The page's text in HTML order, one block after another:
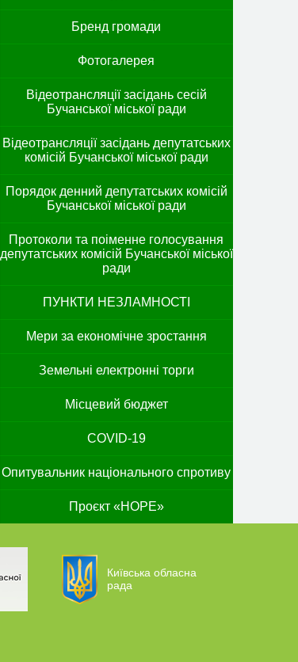
Бренд громади
Фотогалерея
Відеотрансляції засідань сесій
Бучанської міської ради
Відеотрансляції засідань депутатських
комісій Бучанської міської ради
Порядок денний депутатських комісій
Бучанської міської ради
Протоколи та поіменне голосування
депутатських комісій Бучанської міської
ради
ПУНКТИ НЕЗЛАМНОСТІ
Мери за економічне зростання
Земельні електронні торги
Місцевий бюджет
COVID-19
Опитувальник національного спротиву
Проєкт «HOPE»
Київська обласна
рада